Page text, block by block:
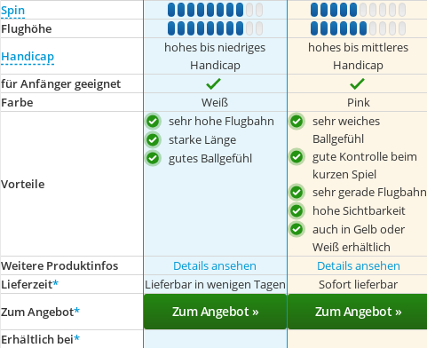
Spin
1 2 3 4 5 6 7 8 9 10 1 2 3 4 5 6 7 8 9 10
Flughöhe
1 2 3 4 5 6 7 8 9 10 1 2 3 4 5 6 7 8 9 10
Handicap
hohes bis niedriges
Handicap
hohes bis mittleres
Handicap
für Anfänger geeignet
Farbe
Weiß Pink
Vorteile
sehr hohe Flugbahn
starke Länge
gutes Ballgefühl
sehr weiches
Ballgefühl
gute Kontrolle beim
kurzen Spiel
sehr gerade Flugbahn
hohe Sichtbarkeit
auch in Gelb oder
Weiß erhältlich
Weitere Produktinfos Details ansehen Details ansehen
Lieferzeit* Lieferbar in wenigen Tagen Sofort lieferbar
Zum Angebot* Zum Angebot » Zum Angebot »
Erhältlich bei*